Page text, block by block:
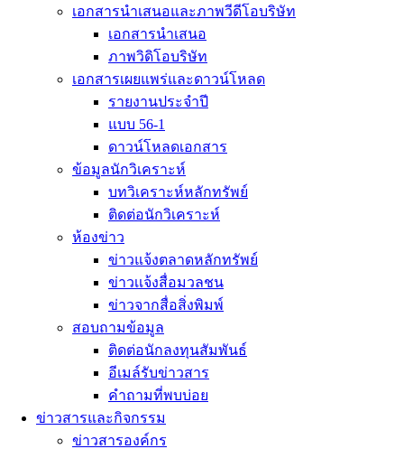
เอกสารนำเสนอและภาพวีดีโอบริษัท
เอกสารนำเสนอ
ภาพวิดิโอบริษัท
เอกสารเผยแพร่และดาวน์โหลด
รายงานประจำปี
แบบ 56-1
ดาวน์โหลดเอกสาร
ข้อมูลนักวิเคราะห์
บทวิเคราะห์หลักทรัพย์
ติดต่อนักวิเคราะห์
ห้องข่าว
ข่าวแจ้งตลาดหลักทรัพย์
ข่าวเเจ้งสื่อมวลชน
ข่าวจากสื่อสิ่งพิมพ์
สอบถามข้อมูล
ติดต่อนักลงทุนสัมพันธ์
อีเมล์รับข่าวสาร
คำถามที่พบบ่อย
ข่าวสารและกิจกรรม
ข่าวสารองค์กร